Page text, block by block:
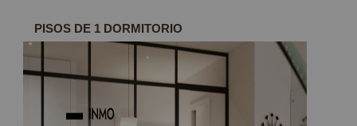
PISOS DE 1 DORMITORIO